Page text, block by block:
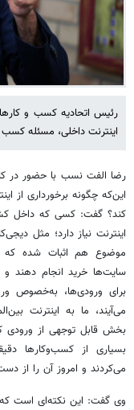
رئیس اتحادیه کسب و
اینترنت داخلی، مسئله
رضا الفت نسب با حضور در
این‌که چگونه برخورداری از
کند؟ گفت: کسی که داخل
اینترنت نیاز دارد؛ مثل
موضوع هم اثبات شده که
سایت‌ها خرید انجام دهند و
برای ورودی‌ها، به‌خصوص
می‌آیند، ما به اینترنت
بخش قابل توجهی از ورودی
بسیاری از کسب‌وکارها
می‌کردند و امروز آن را از
وی گفت: این نکته‌ای است که